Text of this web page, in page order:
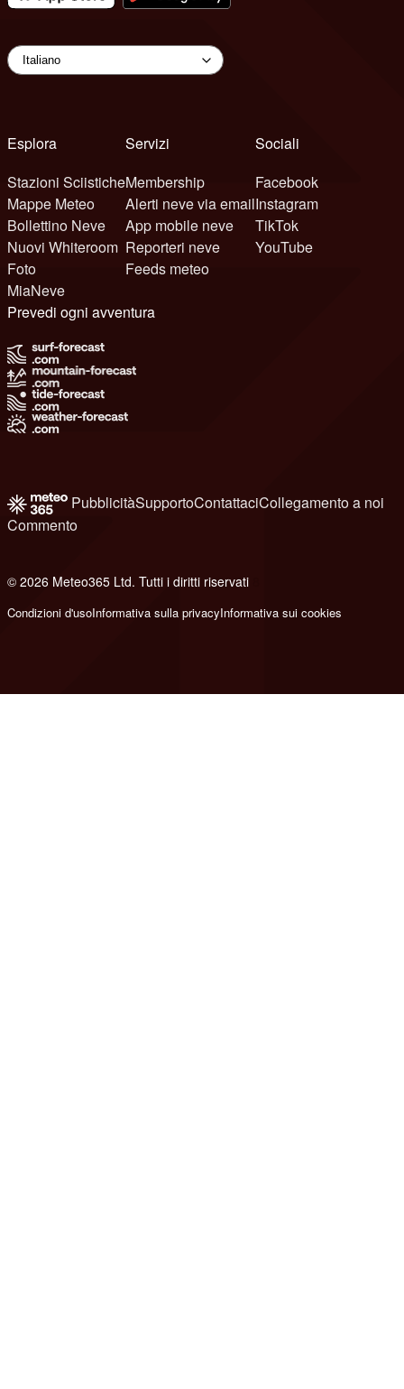
Esplora
Stazioni Sciistiche
Mappe Meteo
Bollettino Neve
Nuovi Whiteroom
Foto
MiaNeve
Servizi
Membership
Alerti neve via email
App mobile neve
Reporteri neve
Feeds meteo
Sociali
Facebook
Instagram
TikTok
YouTube
Prevedi ogni avventura
PubblicitàSupportoContattaciCollegamento a noi
Commento
© 2026 Meteo365 Ltd. Tutti i diritti riservati
Condizioni d'usoInformativa sulla privacyInformativa sui cookies